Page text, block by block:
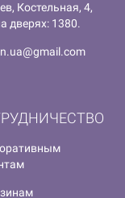
Костельная, 4,
дверях: 1380.